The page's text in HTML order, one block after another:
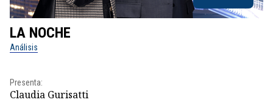
LA NOCHE
Análisis
Presenta:
Claudia Gurisatti